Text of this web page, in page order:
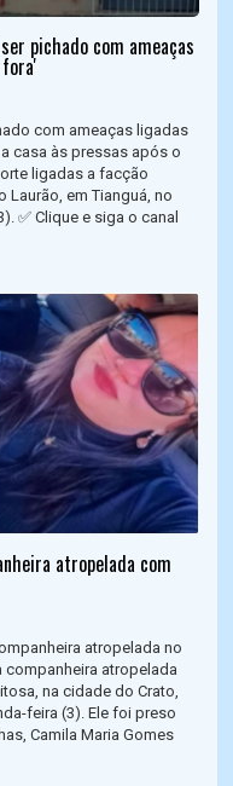
pichado com ameaças
com ameaças ligadas
casa às pressas após o
ligadas a facção
Laurão, em Tianguá, no
✅ Clique e siga o canal
atropelada com
atropelada no
companheira atropelada
na cidade do Crato,
feira (3). Ele foi preso
Camila Maria Gomes